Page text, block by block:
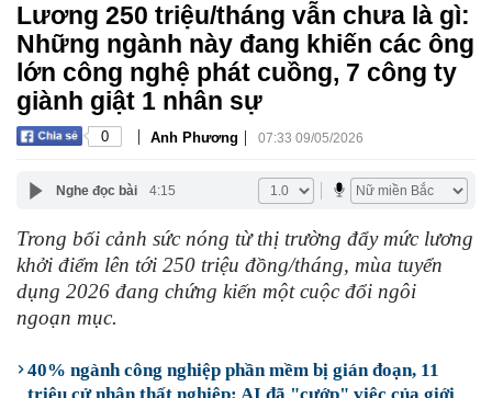
Lương 250 triệu/tháng vẫn chưa là gì:
Những ngành này đang khiến các ông
lớn công nghệ phát cuồng, 7 công ty
giành giật 1 nhân sự
0 | Anh Phương | 07:33 09/05/2026
Nghe đọc bài 4:15
Trong bối cảnh sức nóng từ thị trường đẩy mức lương
khởi điểm lên tới 250 triệu đồng/tháng, mùa tuyển
dụng 2026 đang chứng kiến một cuộc đổi ngôi
ngoạn mục.
40% ngành công nghiệp phần mềm bị gián đoạn, 11